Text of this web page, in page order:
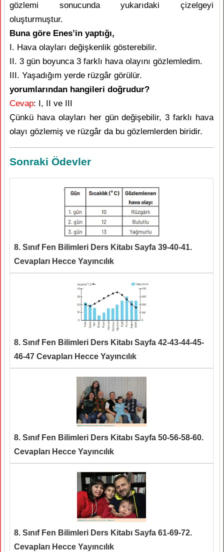
gözlemi sonucunda yukarıdaki çizelgeyi
oluşturmuştur.
Buna göre Enes’in yaptığı,
I. Hava olayları değişkenlik gösterebilir.
II. 3 gün boyunca 3 farklı hava olayını gözlemledim.
III. Yaşadığım yerde rüzgâr görülür.
yorumlarından hangileri doğrudur?
Cevap: I, II ve III
Çünkü hava olayları her gün değişebilir, 3 farklı hava
olayı gözlemiş ve rüzgâr da bu gözlemlerden biridir.
Sonraki Ödevler
8. Sınıf Fen Bilimleri Ders Kitabı Sayfa 39-40-41.
Cevapları Hecce Yayıncılık
8. Sınıf Fen Bilimleri Ders Kitabı Sayfa 42-43-44-45-
46-47 Cevapları Hecce Yayıncılık
8. Sınıf Fen Bilimleri Ders Kitabı Sayfa 50-56-58-60.
Cevapları Hecce Yayıncılık
8. Sınıf Fen Bilimleri Ders Kitabı Sayfa 61-69-72.
Cevapları Hecce Yayıncılık